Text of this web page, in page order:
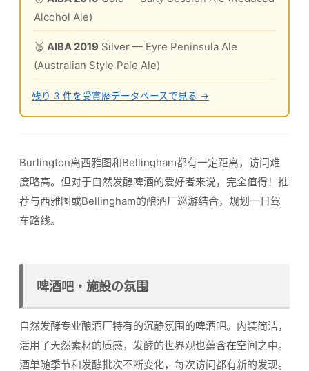
Alcohol Ale)
🥈 AIBA 2019 Silver — Eyre Peninsula Ale
(Australian Style Pale Ale)
残り 3 件を受賞歴データベースで見る →
Burlington离西雅图和Bellingham都有一定距离，访问难
度略高。但对于自然发酵啤酒的爱好者来说，完全值得！推
荐与西雅图或Bellingham的酿酒厂巡游结合，规划一日驾
车路线。
啤酒吧・施設の氛围
自然发酵专业酿酒厂特有的沉静氛围的啤酒吧。内装简洁，
活用了天然素材的质感，发酵的世界观也蕴含在空间之中。
酒单随季节和发酵批次不断变化，每次访问都有新的发现。